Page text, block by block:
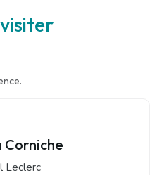
Corniche
Leclerc